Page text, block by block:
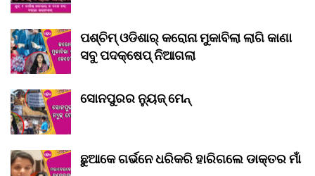
ପଶ୍ଚିମ୍ ଓଡିଶାର୍ କରୋନା ମୁକାବିଲା ଲାଗି କାଣା
ସବୁ ପଦକ୍ଷେପ୍ ନିଆଗଲା
ସୋନପୁରର ନ୍ୟୁଜ୍ ମେନ୍
ଛୁଆକେ ଗର୍ଭନେ ଧରିକରି ହାରିଗଲେ ଡାକ୍ତର ମାଁ